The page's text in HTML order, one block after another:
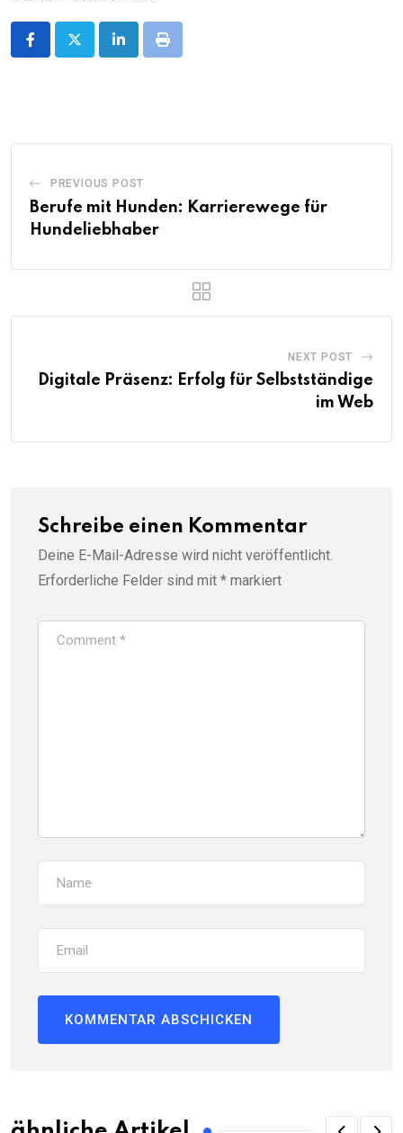
LinkedInPrint
PREVIOUS POST
Berufe mit Hunden: Karrierewege für
Hundeliebhaber
NEXT POST
Digitale Präsenz: Erfolg für Selbstständige
im Web
Schreibe einen Kommentar
Deine E-Mail-Adresse wird nicht veröffentlicht.
Erforderliche Felder sind mit * markiert